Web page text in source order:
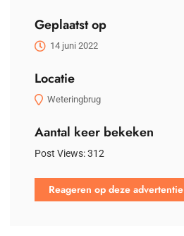
Geplaatst op
14 juni 2022
Locatie
Weteringbrug
Aantal keer bekeken
Post Views:312
Reageren op deze advertentie